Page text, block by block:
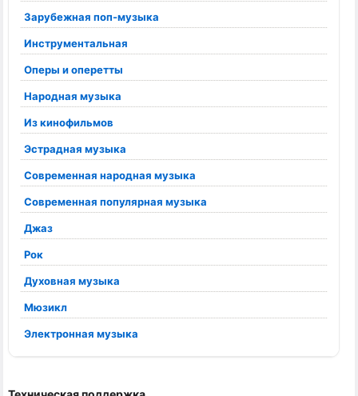
Зарубежная поп-музыка
Инструментальная
Оперы и оперетты
Народная музыка
Из кинофильмов
Эстрадная музыка
Современная народная музыка
Современная популярная музыка
Джаз
Рок
Духовная музыка
Мюзикл
Электронная музыка